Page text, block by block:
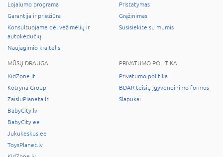
Lojalumo programa
Garantija ir priežiūra
Konsultuojame dėl vežimėlių ir
autokėdučių
Naujagimio kraitelis
Pristatymas
Grąžinimas
Susisiekite su mumis
MŪSŲ DRAUGAI
KidZone.lt
Kotryna Group
ZaisluPlaneta.lt
BabyCity.lv
BabyCity.ee
Jukukeskus.ee
ToysPlanet.lv
PRIVATUMO POLITIKA
Privatumo politika
BDAR teisių įgyvendinimo formos
Slapukai